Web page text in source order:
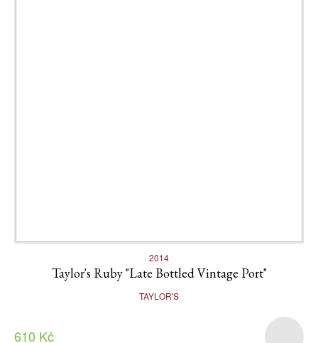
2014
Taylor's Ruby "Late Bottled Vintage Port"
TAYLOR'S
610 Kč